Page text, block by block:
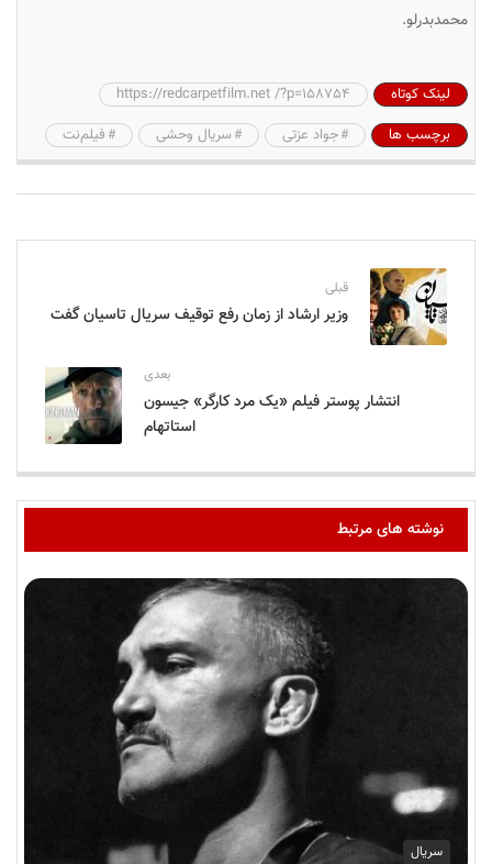
محمدبدرلو.
لینک کوتاه
https://redcarpetfilm.net /?p=158754
برچسب ها
جواد عزتی سریال وحشی فیلم‌نت
قبلی
وزیر ارشاد از زمان رفع توقیف سریال تاسیان گفت
بعدی
انتشار پوستر فیلم «یک مرد کارگر» جیسون
استاتهام
نوشته های مرتبط
سریال